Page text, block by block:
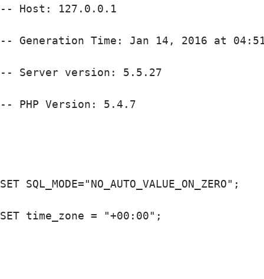
-- Host: 127.0.0.1
-- Generation Time: Jan 14, 2016 at 04:51
-- Server version: 5.5.27
-- PHP Version: 5.4.7
SET SQL_MODE="NO_AUTO_VALUE_ON_ZERO";
SET time_zone = "+00:00";